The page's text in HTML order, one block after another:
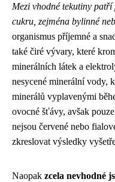
Mezi vhodné tekutiny patří
cukru, zejména bylinné
organismus příjemné a
také čiré vývary, které
minerálních látek a
nesycené minerální vody,
minerálů vyplavenými
ovocné šťávy, avšak
nejsou červené nebo
zkreslovat výsledky
Naopak zcela nevhodné